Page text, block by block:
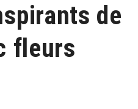
de
fleurs